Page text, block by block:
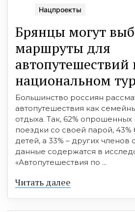
Нацпроекты
Брянцы могут
маршруты для
автопутeшeствий
нaционaльном
Большинство россиян
автопутешествия как
отдыха. Так, 62% опрошенных
поездки со своей парой, 43%
детей, а 33% – других членов
данные содержатся в
«Автопутешествия по ...
Читать далее